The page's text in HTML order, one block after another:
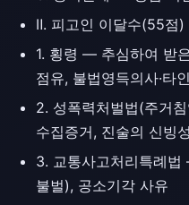
Ⅱ. 피고인 이달수(55점)
1. 횡령 — 추심하여 받
점유, 불법영득의사·타
2. 성폭력처벌법(주거
수집증거, 진술의 신빙
3. 교통사고처리특례
불벌), 공소기각 사유